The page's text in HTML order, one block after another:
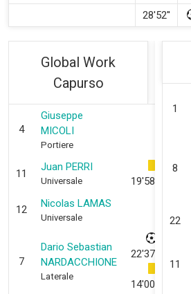
28'52''
Global Work
Capurso
4
Giuseppe
MICOLI
Portiere
11
Juan PERRI
Universale 19'58''
12 Nicolas LAMAS
Universale
7
Dario Sebastian
NARDACCHIONE
Laterale
22'37''
14'00''
1
8
22
11